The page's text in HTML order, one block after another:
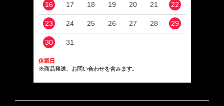
16 17 18 19 20 21 22
23 24 25 26 27 28 29
30 31
休業日
※商品発送、お問い合わせを含みます。